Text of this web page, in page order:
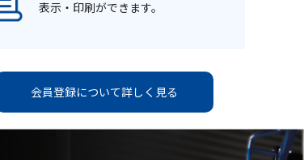
表示・印刷ができます。
会員登録について詳しく見る